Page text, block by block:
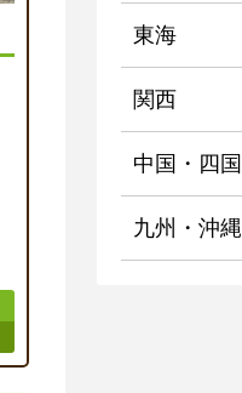
東海
関西
中国・四国
九州・沖縄